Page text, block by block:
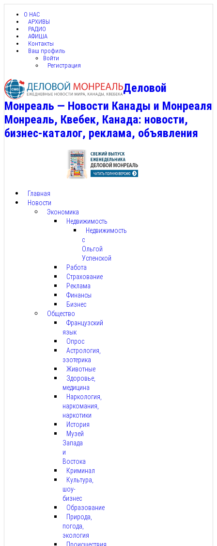
О НАС
АРХИВЫ
РАДИО
АФИША
Контакты
Ваш профиль
Войти
Регистрация
Деловой
Монреаль — Новости Канады и Монреаля
Монреаль, Квебек, Канада: новости,
бизнес-каталог, реклама, объявления
Главная
Новости
Экономика
Недвижимость
Недвижимость
с
Ольгой
Успенской
Работа
Страхование
Реклама
Финансы
Бизнес
Общество
Французский
язык
Опрос
Астрология,
эзотерика
Животные
Здоровье,
медицина
Наркология,
наркомания,
наркотики
История
Музей
Запада
и
Востока
Криминал
Культура,
шоу-
бизнес
Образование
Природа,
погода,
экология
Происшествия